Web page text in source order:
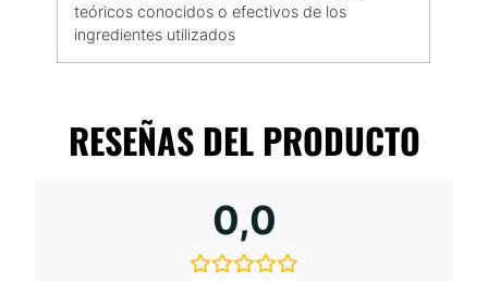
teóricos conocidos o efectivos de los
ingredientes utilizados
RESEÑAS DEL PRODUCTO
0,0